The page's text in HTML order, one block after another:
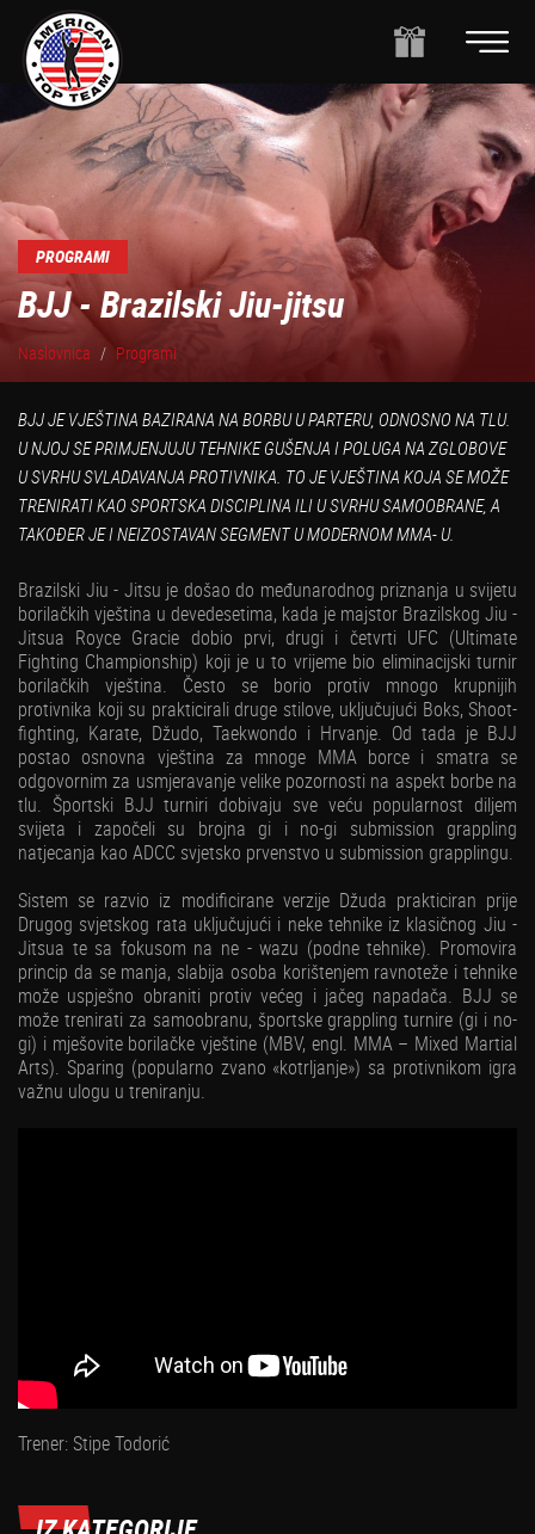
PROGRAMI
BJJ - Brazilski Jiu-jitsu
Naslovnica Programi
BJJ JE VJEŠTINA BAZIRANA NA BORBU U PARTERU, ODNOSNO NA TLU.
U NJOJ SE PRIMJENJUJU TEHNIKE GUŠENJA I POLUGA NA ZGLOBOVE
U SVRHU SVLADAVANJA PROTIVNIKA. TO JE VJEŠTINA KOJA SE MOŽE
TRENIRATI KAO SPORTSKA DISCIPLINA ILI U SVRHU SAMOOBRANE, A
TAKOĐER JE I NEIZOSTAVAN SEGMENT U MODERNOM MMA- U.
Brazilski Jiu - Jitsu je došao do međunarodnog priznanja u svijetu
borilačkih vještina u devedesetima, kada je majstor Brazilskog Jiu -
Jitsua Royce Gracie dobio prvi, drugi i četvrti UFC (Ultimate
Fighting Championship) koji je u to vrijeme bio eliminacijski turnir
borilačkih vještina. Često se borio protiv mnogo krupnijih
protivnika koji su prakticirali druge stilove, uključujući Boks, Shoot-
fighting, Karate, Džudo, Taekwondo i Hrvanje. Od tada je BJJ
postao osnovna vještina za mnoge MMA borce i smatra se
odgovornim za usmjeravanje velike pozornosti na aspekt borbe na
tlu. Športski BJJ turniri dobivaju sve veću popularnost diljem
svijeta i započeli su brojna gi i no-gi submission grappling
natjecanja kao ADCC svjetsko prvenstvo u submission grapplingu.
Sistem se razvio iz modificirane verzije Džuda prakticiran prije
Drugog svjetskog rata uključujući i neke tehnike iz klasičnog Jiu -
Jitsua te sa fokusom na ne - wazu (podne tehnike). Promovira
princip da se manja, slabija osoba korištenjem ravnoteže i tehnike
može uspješno obraniti protiv većeg i jačeg napadača. BJJ se
može trenirati za samoobranu, športske grappling turnire (gi i no-
gi) i mješovite borilačke vještine (MBV, engl. MMA – Mixed Martial
Arts). Sparing (popularno zvano «kotrljanje») sa protivnikom igra
važnu ulogu u treniranju.
Trener: Stipe Todorić